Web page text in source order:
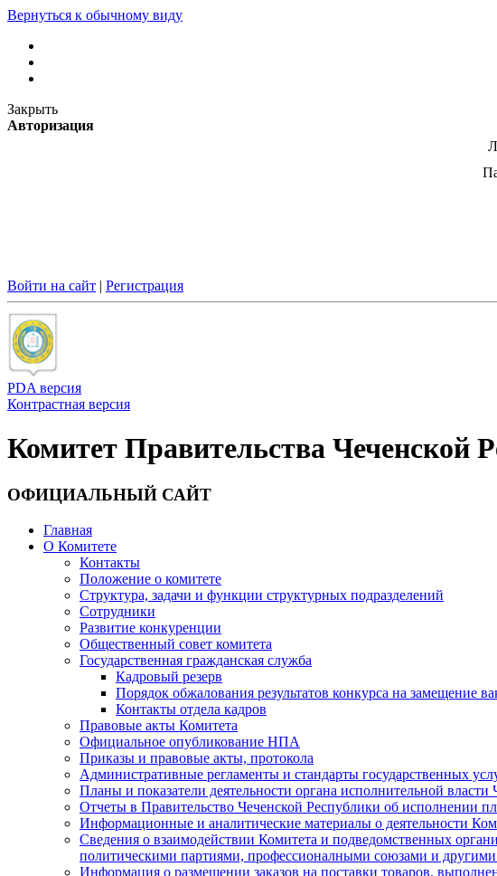
Вернуться к обычному виду
Закрыть
Авторизация
Войти на сайт | Регистрация
PDA версия
Контрастная версия
Комитет Правительства Чеченской
ОФИЦИАЛЬНЫЙ САЙТ
Главная
О Комитете
Контакты
Положение о комитете
Структура, задачи и функции структурных подразделений
Сотрудники
Развитие конкуренции
Общественный совет комитета
Государственная гражданская служба
Кадровый резерв
Порядок обжалования результатов конкурса на замещение
Контакты отдела кадров
Правовые акты Комитета
Официальное опубликование НПА
Приказы и правовые акты, протокола
Административные регламенты и стандарты государственных
Планы и показатели деятельности органа исполнительной власти
Отчеты в Правительство Чеченской Республики об исполнении
Информационные и аналитические материалы о деятельности
Сведения о взаимодействии Комитета и подведомственных
политическими партиями, профессионалными союзами и
Информация о размещении заказов на поставки товаров,